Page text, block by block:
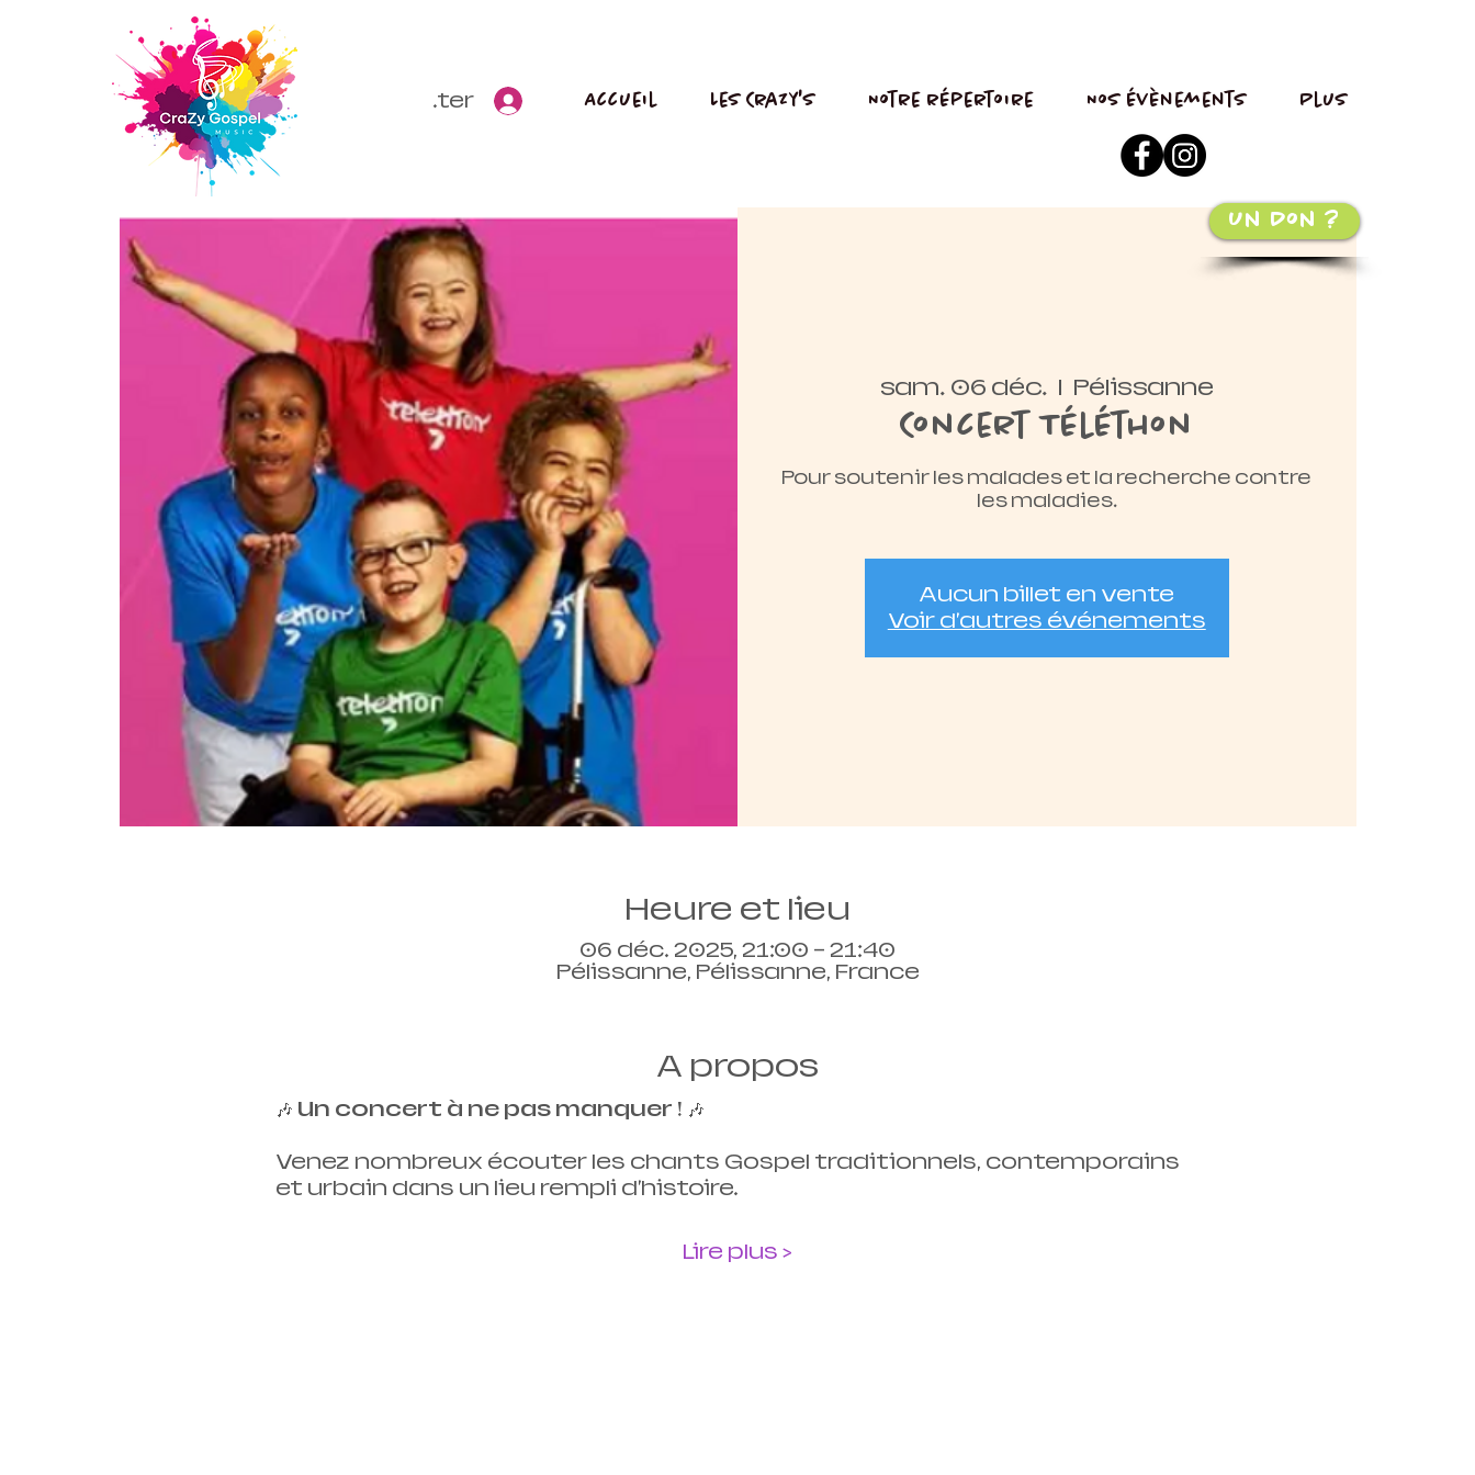
Un Don ?
Se connecter Accueil Les Crazy's Notre répertoire Nos évènements Plus
sam. 06 déc.
  |
Pélissanne
Concert Téléthon
Pour soutenir les malades et la recherche contre
les maladies.
Aucun billet en vente
Voir d'autres événements
Heure et lieu
06 déc. 2025, 21:00 – 21:40
Pélissanne, Pélissanne, France
A propos
🎶 Un concert à ne pas manquer ! 🎶
Venez nombreux écouter les chants Gospel traditionnels, contemporains
et urbain dans un lieu rempli d'histoire.
Lire plus >